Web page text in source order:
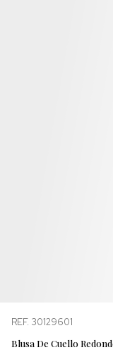
REF. 30129601
Blusa De Cuello